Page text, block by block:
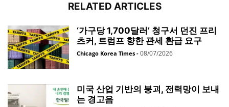
RELATED ARTICLES
‘가구당 1,700달러’ 청구서 던진 프리
츠커, 트럼프 향한 관세 환급 요구
Chicago Korea Times - 08/07/2026
미국 산업 기반의 붕괴, 전력망이 보내
는 경고음